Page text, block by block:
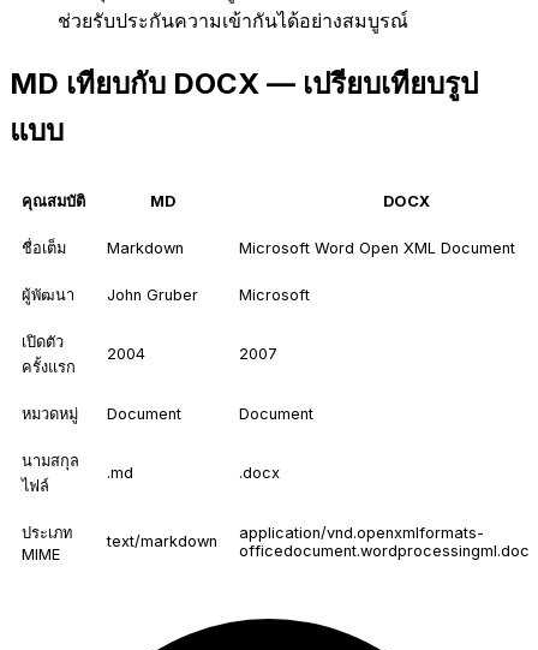
ช่วยรับประกันความเข้ากันได้อย่างสมบูรณ์
MD เทียบกับ DOCX — เปรียบเทียบรูป
แบบ
คุณสมบัติ MD DOCX
ชื่อเต็ม Markdown Microsoft Word Open XML Document
ผู้พัฒนา John Gruber Microsoft
เปิดตัว
ครั้งแรก
2004 2007
หมวดหมู่ Document Document
นามสกุล
ไฟล์
.md .docx
ประเภท
MIME
text/markdown
application/vnd.openxmlformats-